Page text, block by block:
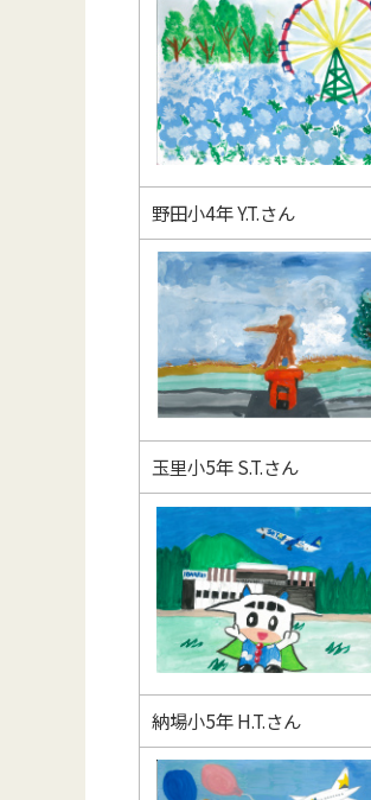
野田小4年 Y.T.さん
玉里小5年 S.T.さん
納場小5年 H.T.さん